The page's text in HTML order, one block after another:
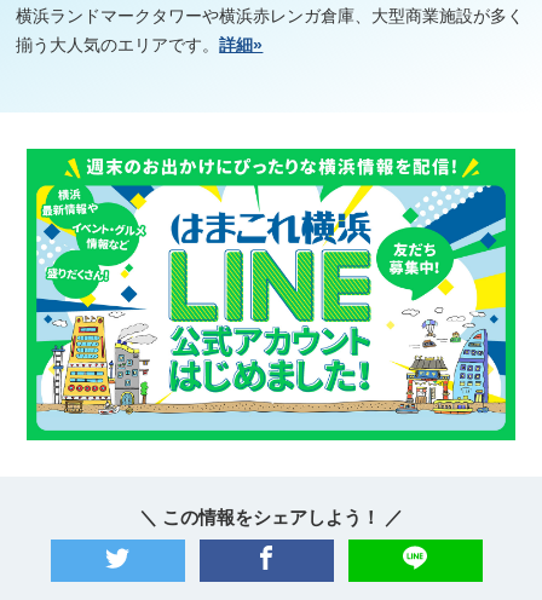
横浜ランドマークタワーや横浜赤レンガ倉庫、大型商業施設が多く
揃う大人気のエリアです。詳細»
＼ この情報をシェアしよう！ ／